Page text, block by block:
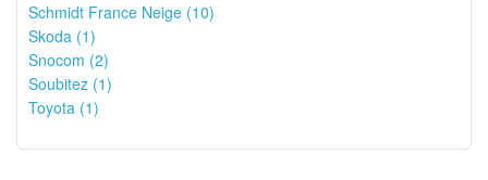
Schmidt France Neige (10)
Skoda (1)
Snocom (2)
Soubitez (1)
Toyota (1)